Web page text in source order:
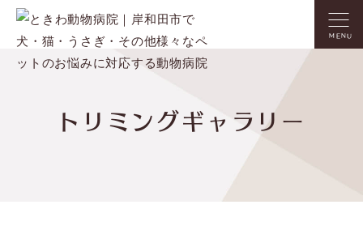
MENU
トリミングギャラリー